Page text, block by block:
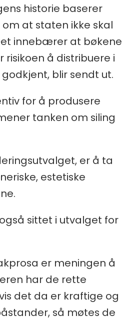
historie baserer
at staten ikke skal
innebærer at bøkene
å distribuere i
blir sendt ut.
for å produsere
tanken om siling
er å ta
estetiske
sittet i utvalget for
er meningen å
har de rette
det da er kraftige og
så møtes de